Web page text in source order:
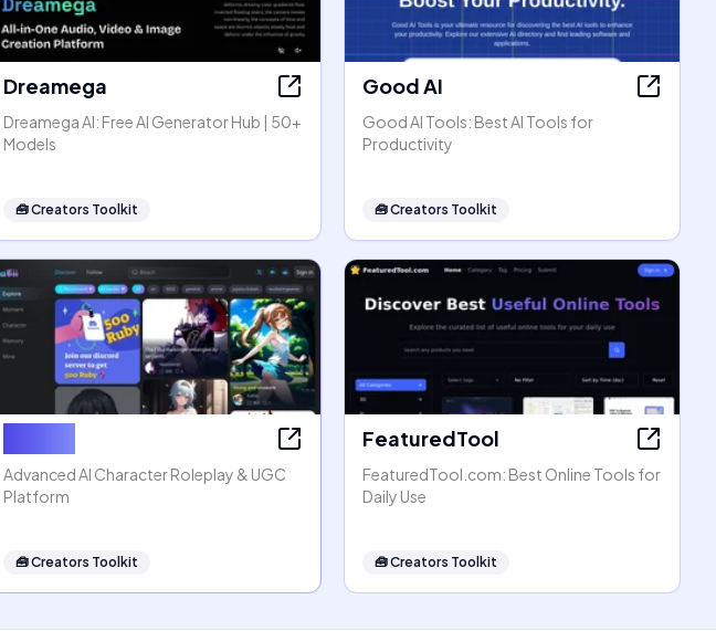
Dreamega
Dreamega AI: Free AI Generator Hub | 50+
Models
🧰Creators Toolkit
Good AI
Good AI Tools: Best AI Tools for
Productivity
🧰Creators Toolkit
Advanced AI Character Roleplay & UGC
Platform
🧰Creators Toolkit
FeaturedTool
FeaturedTool.com: Best Online Tools for
Daily Use
🧰Creators Toolkit